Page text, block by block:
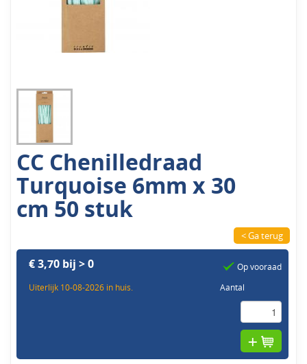
CC Chenilledraad
Turquoise 6mm x 30
cm 50 stuk
< Ga terug
€ 3,70 bij > 0
Uiterlijk 10-08-2026 in huis.
Op vooraad
Aantal